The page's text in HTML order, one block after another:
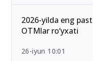
2026-yilda eng
OTMlar ro‘yxati
26-iyun 10:01